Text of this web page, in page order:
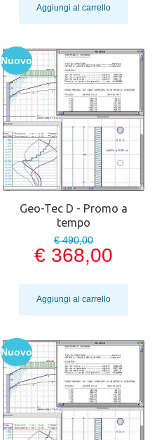
Aggiungi al carrello
Nuovo
Geo-Tec D - Promo a
tempo
€ 490,00
€ 368,00
Aggiungi al carrello
Nuovo